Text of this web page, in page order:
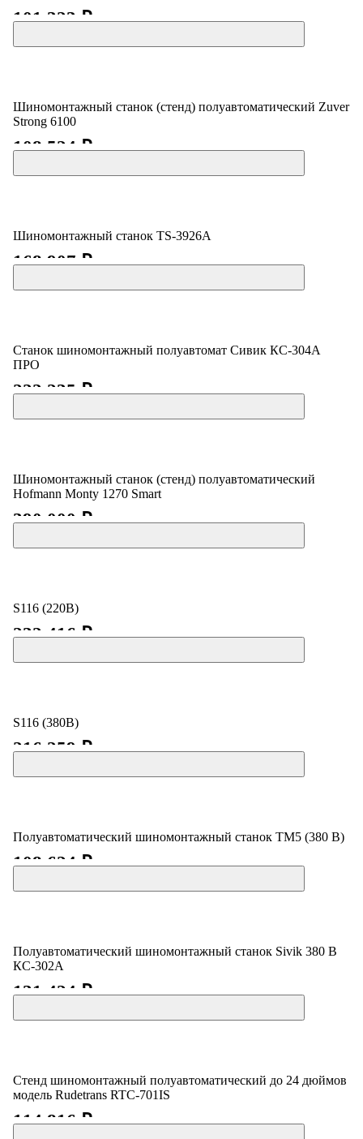
101 323 ₽
Шиномонтажный станок (стенд) полуавтоматический Zuver
Strong 6100
108 524 ₽
Шиномонтажный станок TS-3926A
168 907 ₽
Станок шиномонтажный полуавтомат Сивик КС-304А
ПРО
222 235 ₽
Шиномонтажный станок (стенд) полуавтоматический
Hofmann Monty 1270 Smart
390 000 ₽
S116 (220В)
232 416 ₽
S116 (380В)
216 259 ₽
Полуавтоматический шиномонтажный станок TM5 (380 В)
108 624 ₽
Полуавтоматический шиномонтажный станок Sivik 380 В
КС-302А
131 424 ₽
Стенд шиномонтажный полуавтоматический до 24 дюймов
модель Rudetrans RTC-701IS
114 816 ₽